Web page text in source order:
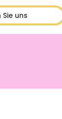
uns